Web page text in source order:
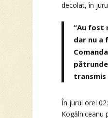
decolat, în
“Au fost
dar nu a
transmis
În jurul orei
Kogălniceanu